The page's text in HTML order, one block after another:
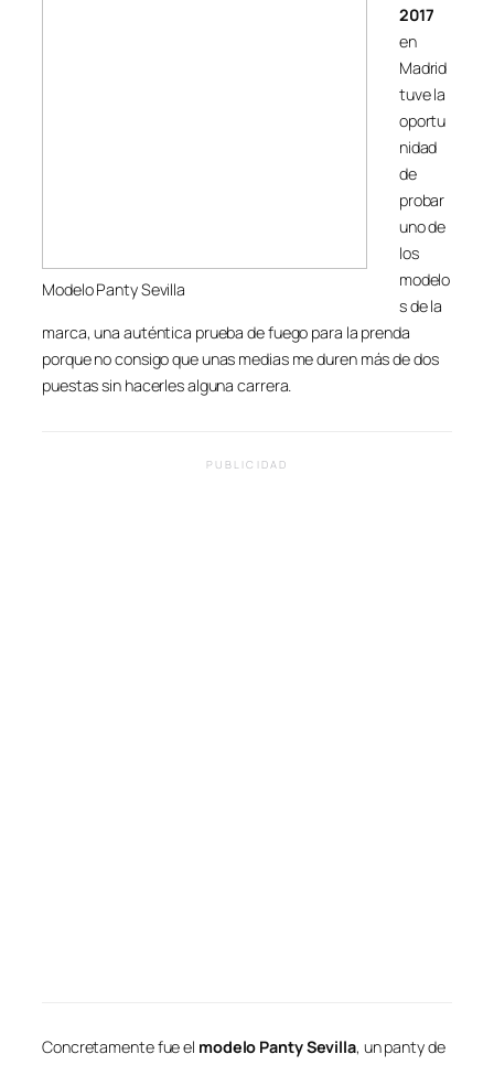
Modelo Panty Sevilla
2017
en
Madrid
tuve la
oportu
nidad
de
probar
uno de
los
modelo
s de la
marca, una auténtica prueba de fuego para la prenda
porque no consigo que unas medias me duren más de dos
puestas sin hacerles alguna carrera.
PUBLICIDAD
Concretamente fue el modelo Panty Sevilla, un panty de